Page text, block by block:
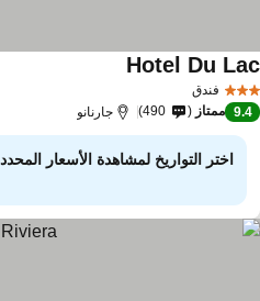
فندق
Hotel Duمشاهدة الأسعار
9.4 ممتاز 490 جارنانو
اختر التواريخ لمشاهدة الأسعار المحددة